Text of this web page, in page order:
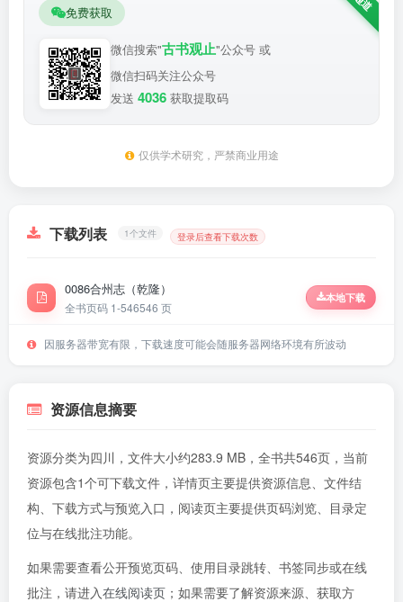
免费获取
微信搜索"古书观止"公众号 或
微信扫码关注公众号
发送 4036 获取提取码
仅供学术研究，严禁商业用途
下载列表 1个文件 登录后查看下载次数
0086合州志（乾隆）
全书页码 1-546546 页
本地下载
因服务器带宽有限，下载速度可能会随服务器网络环境有所波动
资源信息摘要
资源分类为四川，文件大小约283.9 MB，全书共546页，当前
资源包含1个可下载文件，详情页主要提供资源信息、文件结
构、下载方式与预览入口，阅读页主要提供页码浏览、目录定
位与在线批注功能。
如果需要查看公开预览页码、使用目录跳转、书签同步或在线
批注，请进入在线阅读页 ；如果需要了解资源来源、获取方